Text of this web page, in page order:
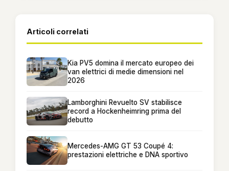
Articoli correlati
Kia PV5 domina il mercato europeo dei
van elettrici di medie dimensioni nel
2026
Lamborghini Revuelto SV stabilisce
record a Hockenheimring prima del
debutto
Mercedes-AMG GT 53 Coupé 4:
prestazioni elettriche e DNA sportivo